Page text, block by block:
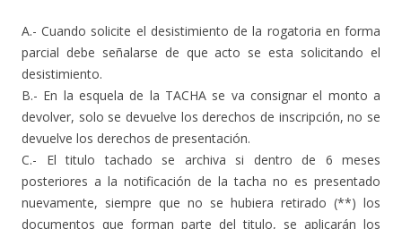
A.- Cuando solicite el desistimiento de la rogatoria en forma
parcial debe señalarse de que acto se esta solicitando el
desistimiento.
B.- En la esquela de la TACHA se va consignar el monto a
devolver, solo se devuelve los derechos de inscripción, no se
devuelve los derechos de presentación.
C.- El titulo tachado se archiva si dentro de 6 meses
posteriores a la notificación de la tacha no es presentado
nuevamente, siempre que no se hubiera retirado (**) los
documentos que forman parte del titulo, se aplicarán los